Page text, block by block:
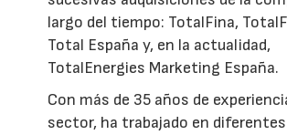
largo del tiempo: TotalFina,
Total España y, en la actualidad,
TotalEnergies Marketing España.
Con más de 35 años de
sector, ha trabajado en diferentes